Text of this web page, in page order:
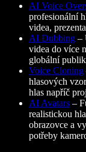
AI Voice
profesionální
videa,
AI Dubbing –
videa do více
globální
Voice Cloning
hlasových
hlas napříč
AI Avatars –
realistickou
obrazovce a
potřeby